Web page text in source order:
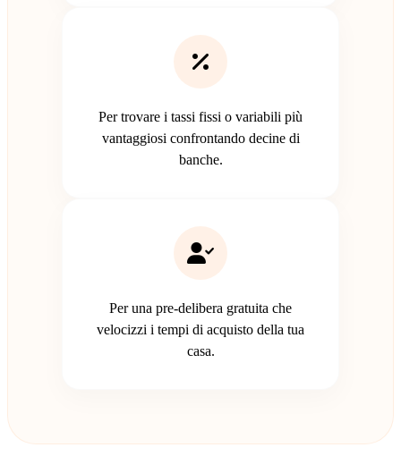
Per trovare i tassi fissi o variabili più
vantaggiosi confrontando decine di
banche.
Per una pre-delibera gratuita che
velocizzi i tempi di acquisto della tua
casa.